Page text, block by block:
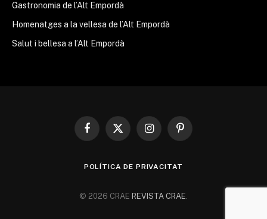
Gastronomia de l’Alt Empordà
Homenatges a la vellesa de l’Alt Empordà
Salut i bellesa a l’Alt Empordà
Facebook
X
InstagramPinterest
POLÍTICA DE PRIVACITAT
© 2026 CRAE REVISTA CRAE.